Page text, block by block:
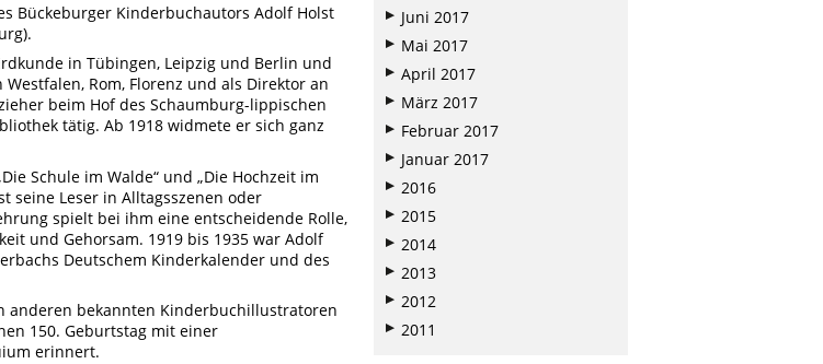
Bückeburger Kinderbuchautors Adolf Holst
in Tübingen, Leipzig und Berlin und
Rom, Florenz und als Direktor an
beim Hof des Schaumburg-lippischen
tätig. Ab 1918 widmete er sich ganz
Schule im Walde“ und „Die Hochzeit im
seine Leser in Alltagsszenen oder
spielt bei ihm eine entscheidende Rolle,
und Gehorsam. 1919 bis 1935 war Adolf
Deutschem Kinderkalender und des
anderen bekannten Kinderbuchillustratoren
150. Geburtstag mit einer
erinnert.
Juni 2017
Mai 2017
April 2017
März 2017
Februar 2017
Januar 2017
2016
2015
2014
2013
2012
2011